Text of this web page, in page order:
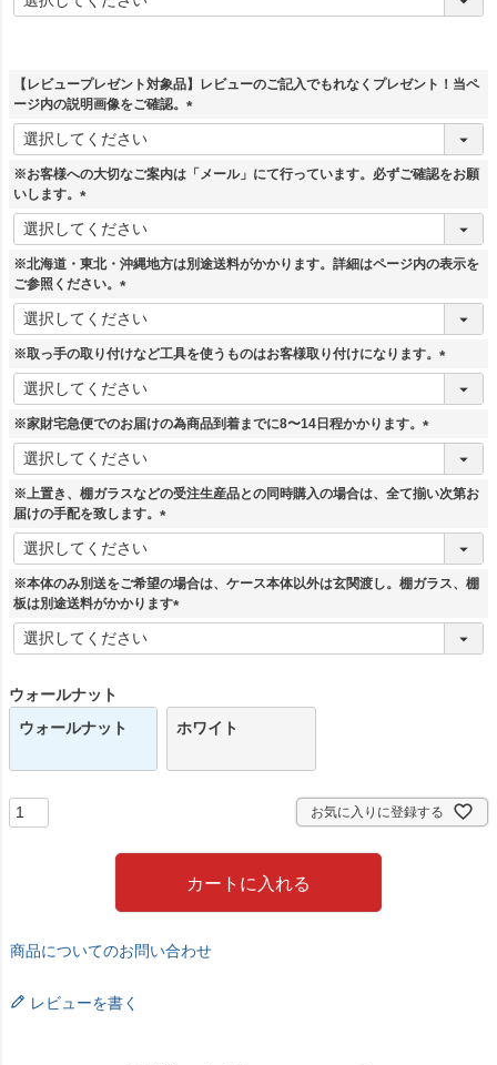
【レビュープレゼント対象品】レビューのご記入でもれなくプレゼント！当ペ
ージ内の説明画像をご確認。
(
須
※お客様への大切なご案内は「メール」にて行っています。必ずご確認をお願
いします。
(
必
須
)
※北海道・東北・沖縄地方は別途送料がかかります。詳細はページ内の表示を
ご参照ください。
(
必
須
※取っ手の取り付けなど工具を使うものはお客様取り付けになります。
(
※家財宅急便でのお届けの為商品到着までに8〜14日程かかります。
(
須
※上置き、棚ガラスなどの受注生産品との同時購入の場合は、全て揃い次第お
届けの手配を致します。
(
須
)
※本体のみ別送をご希望の場合は、ケース本体以外は玄関渡し。棚ガラス、棚
板は別途送料がかかります
(
ウォールナット
ウォールナット
ホワイト
お気に入りに登録する
カートに入れる
商品についてのお問い合わせ
レビューを書く